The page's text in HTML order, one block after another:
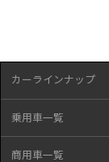
カーラインナップ
乗用車一覧
商用車一覧